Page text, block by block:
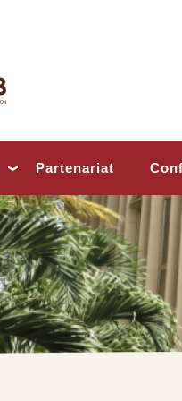
Partenariat